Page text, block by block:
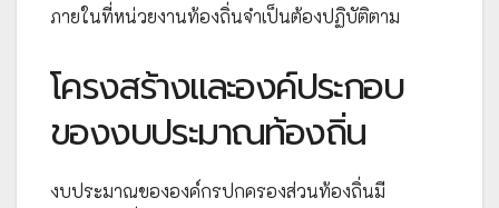
ภายในที่หน่วยงานท้องถิ่นจำเป็นต้องปฏิบัติตาม
โครงสร้างและองค์ประกอบ
ของงบประมาณท้องถิ่น
งบประมาณขององค์กรปกครองส่วนท้องถิ่นมี